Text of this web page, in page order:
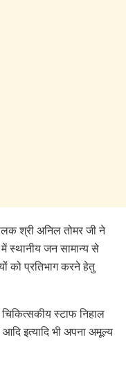
श्री अनिल तोमर जी ने
में स्थानीय जन सामान्य से
को प्रतिभाग करने हेतु
स्टाफ निहाल
आदि इत्यादि भी अपना अमूल्य